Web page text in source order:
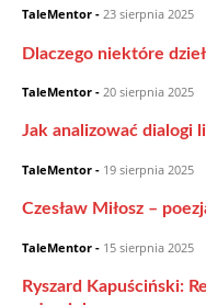
TaleMentor - 23 sierpnia 2025
Dlaczego niektóre
TaleMentor - 20 sierpnia 2025
Jak analizować dialogi
TaleMentor - 19 sierpnia 2025
Czesław Miłosz –
TaleMentor - 15 sierpnia 2025
Ryszard Kapuściński: